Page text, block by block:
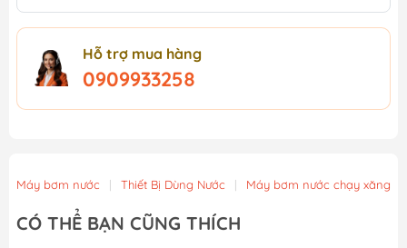
Hỗ trợ mua hàng
0909933258
Máy bơm nước | Thiết Bị Dùng Nước | Máy bơm nước chạy xăng
CÓ THỂ BẠN CŨNG THÍCH